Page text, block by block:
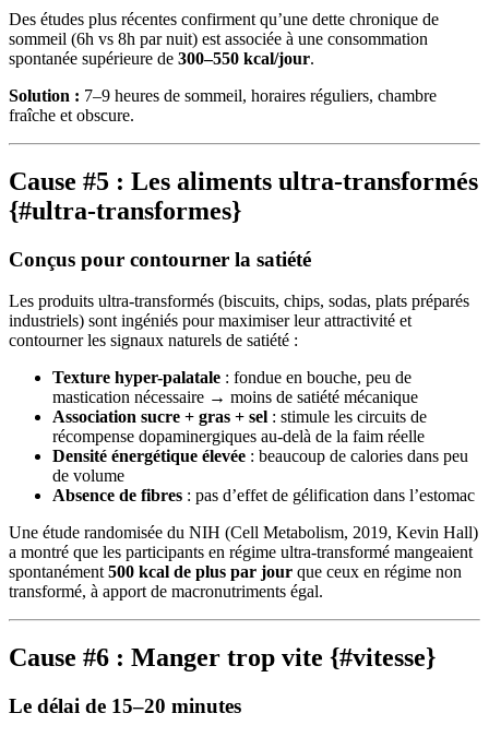
Des études plus récentes confirment qu’une dette chronique de
sommeil (6h vs 8h par nuit) est associée à une consommation
spontanée supérieure de 300–550 kcal/jour.
Solution : 7–9 heures de sommeil, horaires réguliers, chambre
fraîche et obscure.
Cause #5 : Les aliments ultra-transformés
{#ultra-transformes}
Conçus pour contourner la satiété
Les produits ultra-transformés (biscuits, chips, sodas, plats préparés
industriels) sont ingéniés pour maximiser leur attractivité et
contourner les signaux naturels de satiété :
Texture hyper-palatale : fondue en bouche, peu de
mastication nécessaire → moins de satiété mécanique
Association sucre + gras + sel : stimule les circuits de
récompense dopaminergiques au-delà de la faim réelle
Densité énergétique élevée : beaucoup de calories dans peu
de volume
Absence de fibres : pas d’effet de gélification dans l’estomac
Une étude randomisée du NIH (Cell Metabolism, 2019, Kevin Hall)
a montré que les participants en régime ultra-transformé mangeaient
spontanément 500 kcal de plus par jour que ceux en régime non
transformé, à apport de macronutriments égal.
Cause #6 : Manger trop vite {#vitesse}
Le délai de 15–20 minutes